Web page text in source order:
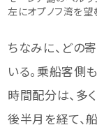
左にオプノフ湾を望
ちなみに、どの
いる。乗船客側
時間配分は、多
後半月を経て、